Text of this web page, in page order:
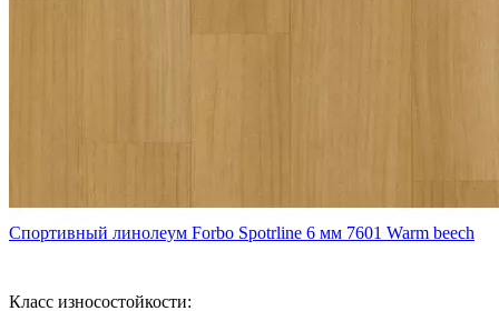
Спортивный линолеум Forbo Spotrline 6 мм 7601 Warm beech
Класс износостойкости: